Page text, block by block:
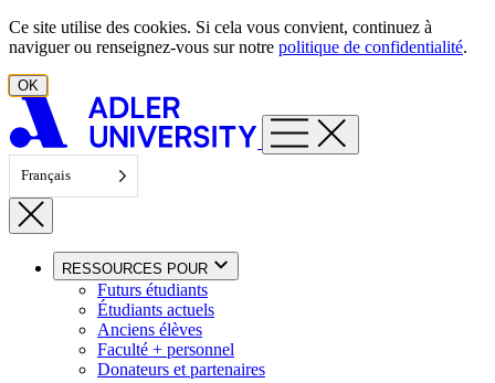
Aller au contenu
Ce site utilise des cookies. Si cela vous convient, continuez à
naviguer ou renseignez-vous sur notre politique de confidentialité.
OK
Français
RESSOURCES POUR
Futurs étudiants
Étudiants actuels
Anciens élèves
Faculté + personnel
Donateurs et partenaires